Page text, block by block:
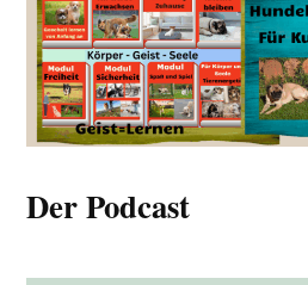
Der Podcast